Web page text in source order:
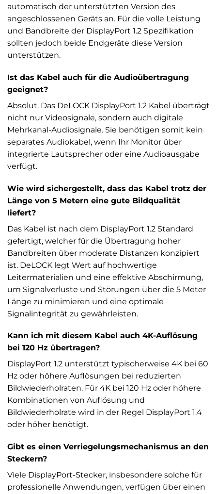
automatisch der unterstützten Version des
angeschlossenen Geräts an. Für die volle Leistung
und Bandbreite der DisplayPort 1.2 Spezifikation
sollten jedoch beide Endgeräte diese Version
unterstützen.
Ist das Kabel auch für die Audioübertragung
geeignet?
Absolut. Das DeLOCK DisplayPort 1.2 Kabel überträgt
nicht nur Videosignale, sondern auch digitale
Mehrkanal-Audiosignale. Sie benötigen somit kein
separates Audiokabel, wenn Ihr Monitor über
integrierte Lautsprecher oder eine Audioausgabe
verfügt.
Wie wird sichergestellt, dass das Kabel trotz der
Länge von 5 Metern eine gute Bildqualität
liefert?
Das Kabel ist nach dem DisplayPort 1.2 Standard
gefertigt, welcher für die Übertragung hoher
Bandbreiten über moderate Distanzen konzipiert
ist. DeLOCK legt Wert auf hochwertige
Leitermaterialien und eine effektive Abschirmung,
um Signalverluste und Störungen über die 5 Meter
Länge zu minimieren und eine optimale
Signalintegrität zu gewährleisten.
Kann ich mit diesem Kabel auch 4K-Auflösung
bei 120 Hz übertragen?
DisplayPort 1.2 unterstützt typischerweise 4K bei 60
Hz oder höhere Auflösungen bei reduzierten
Bildwiederholraten. Für 4K bei 120 Hz oder höhere
Kombinationen von Auflösung und
Bildwiederholrate wird in der Regel DisplayPort 1.4
oder höher benötigt.
Gibt es einen Verriegelungsmechanismus an den
Steckern?
Viele DisplayPort-Stecker, insbesondere solche für
professionelle Anwendungen, verfügen über einen